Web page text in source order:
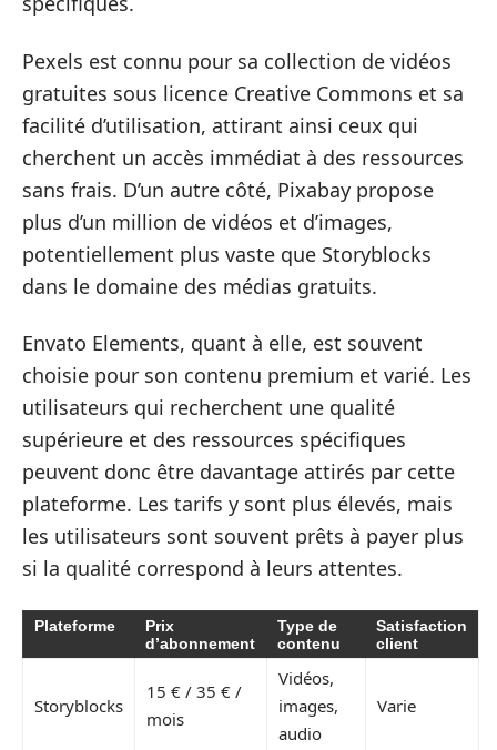
Pexels est connu pour sa collection de vidéos
gratuites sous licence Creative Commons et sa
facilité d’utilisation, attirant ainsi ceux qui
cherchent un accès immédiat à des ressources
sans frais. D’un autre côté, Pixabay propose
plus d’un million de vidéos et d’images,
potentiellement plus vaste que Storyblocks
dans le domaine des médias gratuits.
Envato Elements, quant à elle, est souvent
choisie pour son contenu premium et varié. Les
utilisateurs qui recherchent une qualité
supérieure et des ressources spécifiques
peuvent donc être davantage attirés par cette
plateforme. Les tarifs y sont plus élevés, mais
les utilisateurs sont souvent prêts à payer plus
si la qualité correspond à leurs attentes.
Plateforme
Prix
d’abonnement
Type de
contenu
Satisfaction
client
Storyblocks
15 € / 35 € /
mois
Vidéos,
images,
audio
Varie